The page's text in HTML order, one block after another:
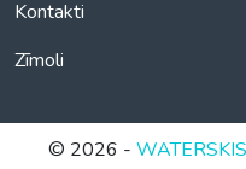
Kontakti
Zīmoli
© 2026 -